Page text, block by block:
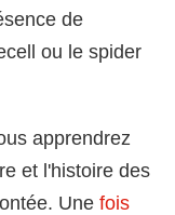
de
ou le spider
apprendrez
et l'histoire des
Une fois